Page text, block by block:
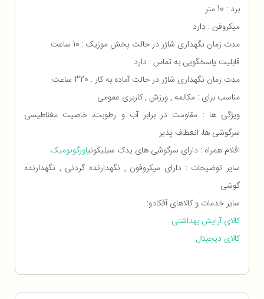
برد : 10 متر
میکروفن : دارد
مدت زمان نگهداری شاژر در حالت پخش موزیک : 10 ساعت
قابلیت پاسخگویی به تماس : دارد
مدت زمان نگهداری شاژر در حالت آماده به کار : 320 ساعت
مناسب برای : مکالمه , ورزش , کاربری عمومی
ویژگی ها : مقاومت در برابر آب و رطوبت، خاصیت مغناطیسی
سرگوشی ها، انعطاف پذیر
اقلام همراه : دارای سرگوشی های یدک سیلیکونیاورگونومیک
سایر توضیحات : دارای میکروفون , نگهدارنده گردنی , نگهدارنده
گوشی
سایر خدمات و کالاهای آفکادو:
کالای آرایش بهداشتی
کالای دیجیتال